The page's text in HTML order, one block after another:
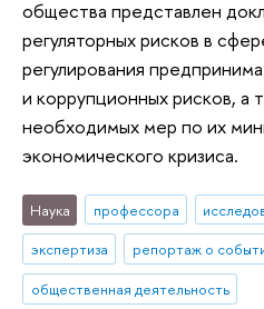
общества представлен
регуляторных рисков в
регулирования
и коррупционных рисков, а
необходимых мер по их
экономического кризиса.
Наука профессора
экспертиза
репортаж о
общественная деятельность